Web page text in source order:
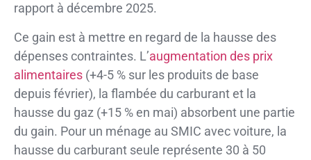
rapport à décembre 2025.
Ce gain est à mettre en regard de la hausse des
dépenses contraintes. L’augmentation des prix
alimentaires (+4-5 % sur les produits de base
depuis février), la flambée du carburant et la
hausse du gaz (+15 % en mai) absorbent une partie
du gain. Pour un ménage au SMIC avec voiture, la
hausse du carburant seule représente 30 à 50